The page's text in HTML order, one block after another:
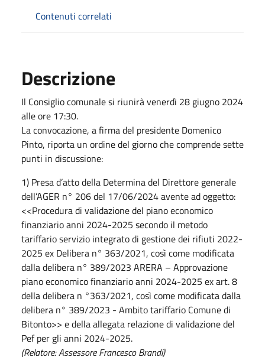
Contenuti correlati
Descrizione
Il Consiglio comunale si riunirà venerdì 28 giugno 2024
alle ore 17:30.
La convocazione, a firma del presidente Domenico
Pinto, riporta un ordine del giorno che comprende sette
punti in discussione:
1) Presa d’atto della Determina del Direttore generale
dell’AGER n° 206 del 17/06/2024 avente ad oggetto:
<<Procedura di validazione del piano economico
finanziario anni 2024-2025 secondo il metodo
tariffario servizio integrato di gestione dei rifiuti 2022-
2025 ex Delibera n° 363/2021, così come modificata
dalla delibera n° 389/2023 ARERA – Approvazione
piano economico finanziario anni 2024-2025 ex art. 8
della delibera n °363/2021, così come modificata dalla
delibera n° 389/2023 - Ambito tariffario Comune di
Bitonto>> e della allegata relazione di validazione del
Pef per gli anni 2024-2025.
(Relatore: Assessore Francesco Brandi)